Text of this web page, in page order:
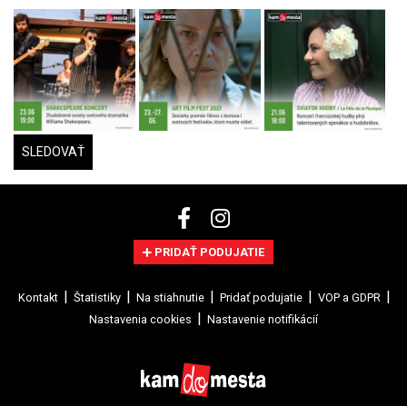
SLEDOVAŤ
PRIDAŤ PODUJATIE
Kontakt Štatistiky Na stiahnutie Pridať podujatie
VOP a GDPR
Nastavenia cookies
Nastavenie notifikácií